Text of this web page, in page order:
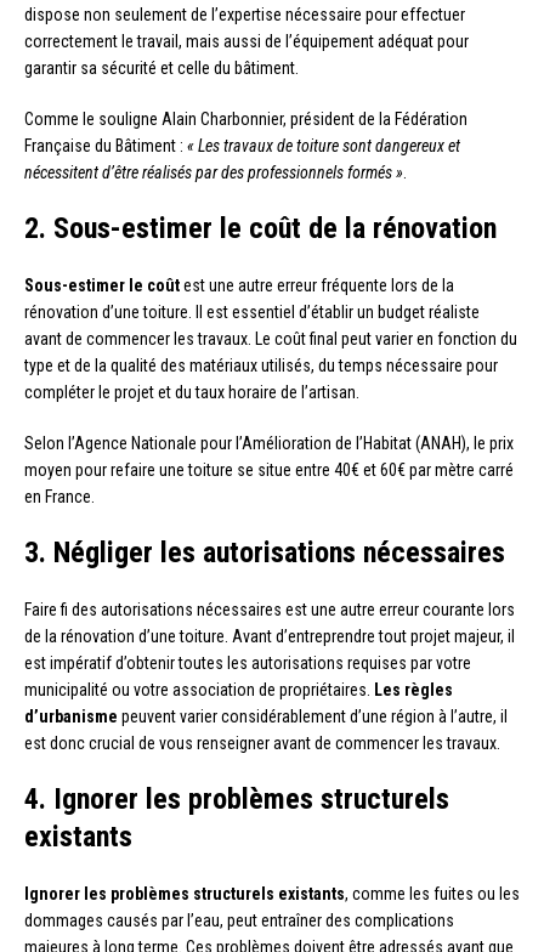
dispose non seulement de l’expertise nécessaire pour effectuer
correctement le travail, mais aussi de l’équipement adéquat pour
garantir sa sécurité et celle du bâtiment.
Comme le souligne Alain Charbonnier, président de la Fédération
Française du Bâtiment : « Les travaux de toiture sont dangereux et
nécessitent d’être réalisés par des professionnels formés »
2. Sous-estimer le coût de la rénovation
Sous-estimer le coûtest une autre erreur fréquente lors de la
rénovation d’une toiture. Il est essentiel d’établir un budget réaliste
avant de commencer les travaux. Le coût final peut varier en fonction du
type et de la qualité des matériaux utilisés, du temps nécessaire pour
compléter le projet et du taux horaire de l’artisan.
Selon l’Agence Nationale pour l’Amélioration de l’Habitat (ANAH), le prix
moyen pour refaire une toiture se situe entre 40€ et 60€ par mètre carré
en France.
3. Négliger les autorisations nécessaires
Faire fi des autorisations nécessaires est une autre erreur courante lors
de la rénovation d’une toiture. Avant d’entreprendre tout projet majeur, il
est impératif d’obtenir toutes les autorisations requises par votre
municipalité ou votre association de propriétaires.
Les règles
d’urbanisme peuvent varier considérablement d’une région à l’autre, il
est donc crucial de vous renseigner avant de commencer les travaux.
4. Ignorer les problèmes structurels
existants
Ignorer les problèmes structurels existants, comme les fuites ou les
dommages causés par l’eau, peut entraîner des complications
majeures à long terme. Ces problèmes doivent être adressés avant que